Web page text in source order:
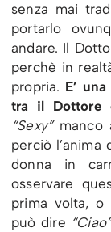
senza mai
portarlo
andare. Il
perchè in
propria. E’
tra il Dottore
“Sexy”manco
perciò l’anima
donna in
osservare
prima volta, o
può dire “Ciao”